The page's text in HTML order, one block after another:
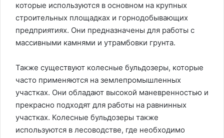
которые используются в основном на крупных
строительных площадках и горнодобывающих
предприятиях. Они предназначены для работы с
массивными камнями и утрамбовки грунта.
Также существуют колесные бульдозеры, которые
часто применяются на землепромышленных
участках. Они обладают высокой маневренностью и
прекрасно подходят для работы на равнинных
участках. Колесные бульдозеры также
используются в лесоводстве, где необходимо